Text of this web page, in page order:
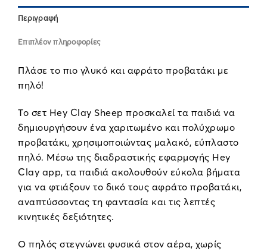
Περιγραφή
Επιπλέον πληροφορίες
Πλάσε το πιο γλυκό και αφράτο προβατάκι με
πηλό!
Το σετ Hey Clay Sheep προσκαλεί τα παιδιά να
δημιουργήσουν ένα χαριτωμένο και πολύχρωμο
προβατάκι, χρησιμοποιώντας μαλακό, εύπλαστο
πηλό. Μέσω της διαδραστικής εφαρμογής Hey
Clay app, τα παιδιά ακολουθούν εύκολα βήματα
για να φτιάξουν το δικό τους αφράτο προβατάκι,
αναπτύσσοντας τη φαντασία και τις λεπτές
κινητικές δεξιότητες.
Ο πηλός στεγνώνει φυσικά στον αέρα, χωρίς